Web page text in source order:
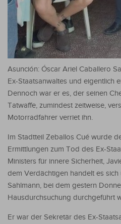
Asunción: Óscar Ariel Caballero
Ex-Staatsanwaltes und eigentlich
Dennoch war er es, der seinen
Tatwaffe, zumindest zeitweise,
Motorradfahrer verriet ihn.
Im Stadtteil Zeballos Cué wurde
Ermittlungen zum Tod des Ex-
Ministers für innere Sicherheit,
dem Verdächtigen handelt es
Sahlmann, bei dem gestern
Hausdurchsuchung durchgeführt
Er war der Sekretär des Ex-